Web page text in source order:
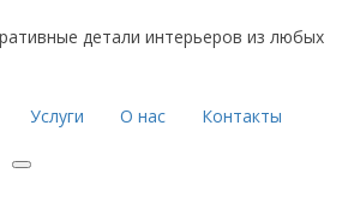
детали интерьеров из любых
Услуги О нас Контакты